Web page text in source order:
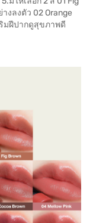
งลงตัว 02 Orange
มฝีปากดูสุขภาพดี